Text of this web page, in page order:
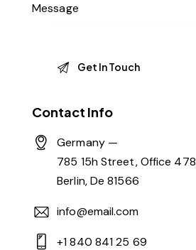
Contact Info
Germany —
785 15h Street, Office 478
Berlin, De 81566
info@email.com
+1 840 841 25 69